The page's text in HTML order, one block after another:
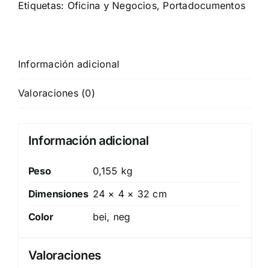
Etiquetas: Oficina y Negocios, Portadocumentos
Información adicional
Valoraciones (0)
Información adicional
Peso
0,155 kg
Dimensiones 24 × 4 × 32 cm
Color
bei, neg
Valoraciones